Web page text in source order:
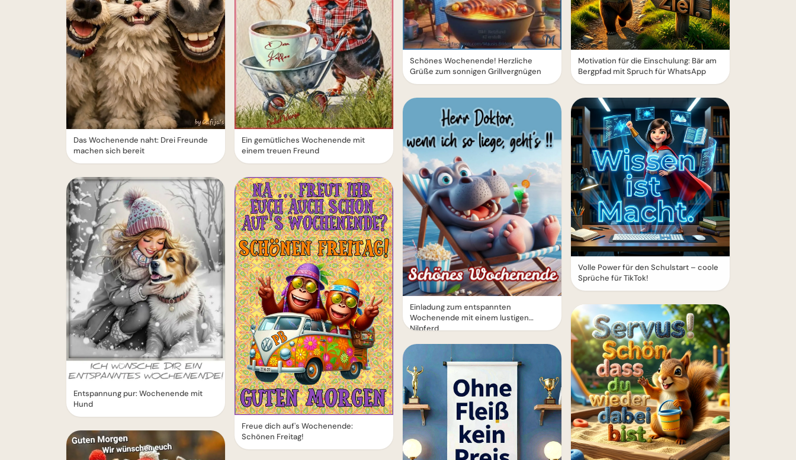
Das Wochenende naht: Drei Freunde
machen sich bereit
Entspannung pur: Wochenende mit
Hund
Ein gemütliches Wochenende mit
einem treuen Freund
Freue dich auf's Wochenende:
Schönen Freitag!
Schönes Wochenende! Herzliche
Grüße zum sonnigen Grillvergnügen
Einladung zum entspannten
Wochenende mit einem lustigen
Nilpferd
Motivation für die Einschulung: Bär am
Bergpfad mit Spruch für WhatsApp
Volle Power für den Schulstart – coole
Sprüche für TikTok!